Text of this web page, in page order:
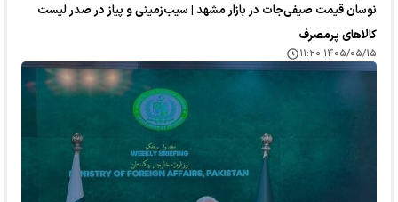
نوسان قیمت صیفی‌جات در بازار مشهد | سیب‌زمینی و پیاز در صدر لیست
کالا‌های پرمصرف
۱۴۰۵/۰۵/۱۵ ۱۱:۲۰